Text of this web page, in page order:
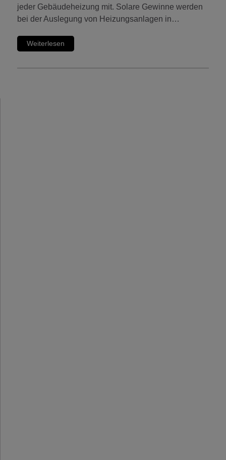
jeder Gebäudeheizung mit. Solare Gewinne werden
bei der Auslegung von Heizungsanlagen in…
Weiterlesen